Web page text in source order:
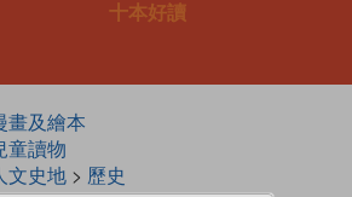
十本好讀
畫及繪本
童讀物
文史地> 歷史